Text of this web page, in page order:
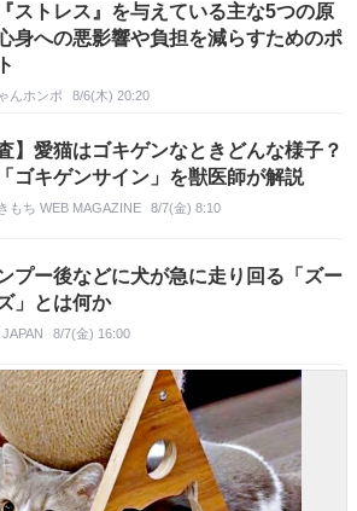
ストレス』を与えている主な5つの原
身への悪影響や負担を減らすためのポ
んホンポ 8/6(木) 20:20
査】愛猫はゴキゲンなときどんな様子？
ゴキゲンサイン」を獣医師が解説
もち WEB MAGAZINE 8/7(金) 8:10
プー後などに犬が急に走り回る「ズー
」とは何か
8/7(金) 16:00